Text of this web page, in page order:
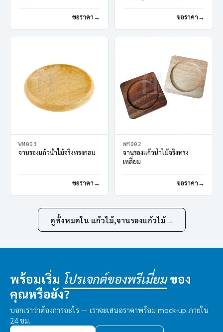
ขอราคา
ขอราคา
WM003
จานรองแก้วน้ำไม้จริงทรงกลม
ขอราคา
WM002
จานรองแก้วน้ำไม้จริงทรง
เหลี่ยม
ขอราคา
ดูทั้งหมดใน แก้วไม้,จานรองแก้วไม้→
พร้อมเริ่ม โปรเจกต์ของพรีเมี่ยมของ
คุณหรือยัง?
บอกเราว่าต้องการอะไร — เราจะเสนอราคาพร้อม mock-up ภายใน
24 ชม.